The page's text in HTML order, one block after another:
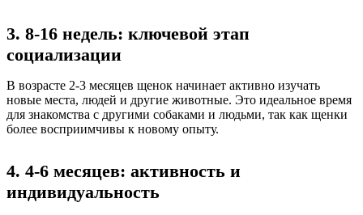
3. 8-16 недель: ключевой этап
социализации
В возрасте 2-3 месяцев щенок начинает активно изучать
новые места, людей и другие животные. Это идеальное время
для знакомства с другими собаками и людьми, так как щенки
более восприимчивы к новому опыту.
4. 4-6 месяцев: активность и
индивидуальность